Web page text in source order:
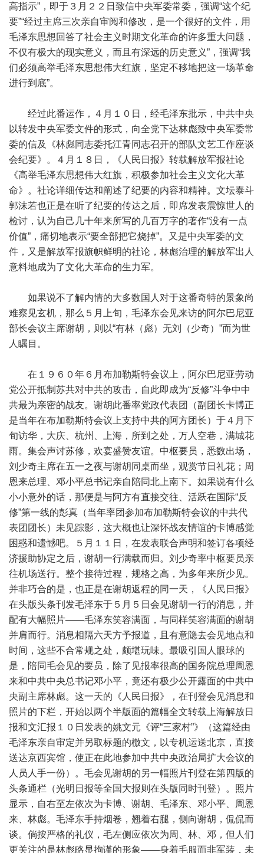
高指示”，即于３月２２日致信中央军委常委，强调“这个纪
要”“经过主席三次亲自审阅和修改，是一个很好的文件，用
毛泽东思想回答了社会主义时期文化革命的许多重大问题，
不仅有极大的现实意义，而且有深远的历史意义”，强调“我
们必须高举毛泽东思想伟大红旗，坚定不移地把这一场革命
进行到底”。
经过此番运作，４月１０日，经毛泽东批示，中共中央
以转发中央军委文件的形式，向全党下达林彪致中央军委常
委的信及《林彪同志委托江青同志召开的部队文艺工作座谈
会纪要》。４月１８日，《人民日报》转载解放军报社论
《高举毛泽东思想伟大红旗，积极参加社会主义文化大革
命》。社论详细传达和阐述了纪要的内容和精神。文坛泰斗
郭沫若也正是在听了纪要的传达之后，即席发表震惊世人的
检讨，认为自己几十年来所写的几百万字的著作“没有一点
价值”，痛切地表示“要全部把它烧掉”。又是中央军委的文
件，又是解放军报旗帜鲜明的社论，林彪治理的解放军出人
意料地成为了文化大革命的生力军。
如果说不了解内情的大多数国人对于这番奇特的景象尚
难察见玄机，那么５月上旬，毛泽东会见来访的阿尔巴尼亚
部长会议主席谢胡，则以“有林（彪）无刘（少奇）”而为世
人瞩目。
在１９６０年６月布加勒斯特会议上，阿尔巴尼亚劳动
党公开抵制苏共对中共的攻击，自此即成为“反修”斗争中中
共最为亲密的战友。谢胡此番率党政代表团（副团长卡博正
是当年在布加勒斯特会议上支持中共的阿方团长）于４月下
旬访华，大庆、杭州、上海，所到之处，万人空巷，满城花
雨。集会声讨苏修，欢宴盛赞友谊。中枢要员，悉数出场，
刘少奇主席在五一之夜与谢胡同桌而坐，观赏节日礼花；周
恩来总理、邓小平总书记亲自陪同北上南下。如果说有什么
小小意外的话，那便是与阿方有直接交往、活跃在国际“反
修”第一线的彭真（当年率团参加布加勒斯特会议的中共代
表团团长）未见踪影，这大概也让深怀战友情谊的卡博感觉
困惑和遗憾吧。５月１１日，在发表联合声明和签订各项经
济援助协定之后，谢胡一行满载而归。刘少奇率中枢要员亲
往机场送行。整个接待过程，规格之高，为多年来所少见。
并非巧合的是，也正是在谢胡返程的同一天，《人民日报》
在头版头条刊发毛泽东于５月５日会见谢胡一行的消息，并
配有大幅照片——毛泽东笑容满面，与同样笑容满面的谢胡
并肩而行。消息相隔六天方予报道，且有意隐去会见地点和
时间，这些不合常规之处，颇堪玩味。最吸引国人眼球的
是，陪同毛会见的要员，除了见报率很高的国务院总理周恩
来和中共中央总书记邓小平，竟还有极少公开露面的中共中
央副主席林彪。这一天的《人民日报》，在刊登会见消息和
照片的下栏，开始以两个半版面的篇幅全文转载上海解放日
报和文汇报１０日发表的姚文元《评“三家村”》（这篇经由
毛泽东亲自审定并另取标题的檄文，以专机运送北京，直接
送达京西宾馆，使正在此地参加中共中央政治局扩大会议的
人员人手一份）。毛会见谢胡的另一幅照片刊登在第四版的
头条通栏（光明日报等全国大报则在头版同时刊登）。照片
显示，自右至左依次为卡博、谢胡、毛泽东、邓小平、周恩
来、林彪。毛泽东手持烟卷，翘着右腿，侧向谢胡，侃侃而
谈。倘按严格的礼仪，毛左侧应依次为周、林、邓，但人们
更关注的是林彪略显拘谨的形象——身着毛服而非军装，未